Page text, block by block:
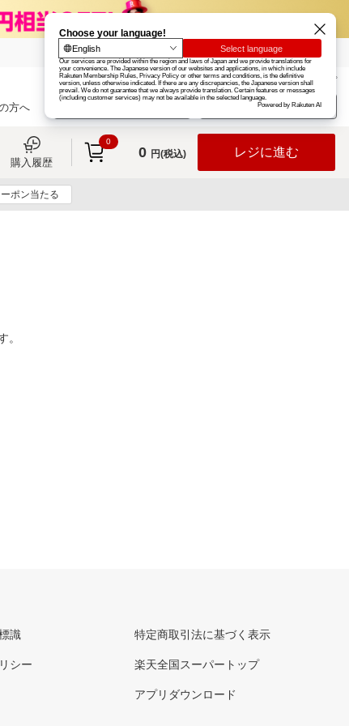
楽天グループ カード
お知らせ ヘルプ
方へ ログイン
購入履歴
0
0 円(税込) レジに進む
ポン当たる
。
識
シー
特定商取引法に基づく表示
楽天全国スーパートップ
アプリダウンロード